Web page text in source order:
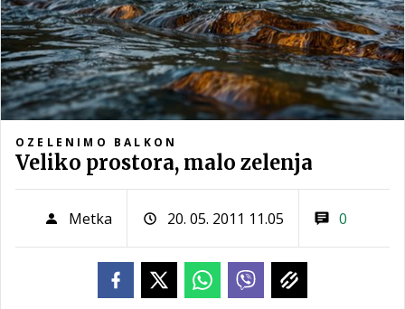
OZELENIMO BALKON
Veliko prostora, malo zelenja
Metka 20. 05. 2011 11.05 0